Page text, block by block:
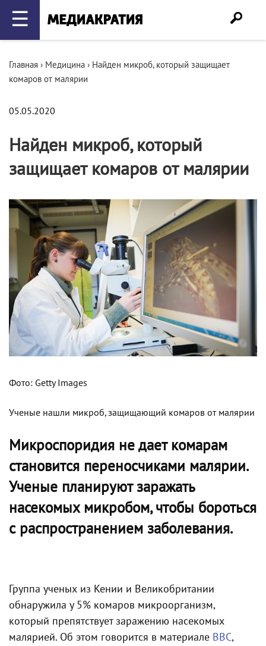
☰
Главная › Медицина › Найден микроб, который защищает
комаров от малярии
05.05.2020
Найден микроб, который
защищает комаров от малярии
Фото: Getty Images
Ученые нашли микроб, защищающий комаров от малярии
Микроспоридия не дает комарам
становится переносчиками малярии.
Ученые планируют заражать
насекомых микробом, чтобы бороться
с распространением заболевания.
Группа ученых из Кении и Великобритании
обнаружила у 5% комаров микроорганизм,
который препятствует заражению насекомых
малярией. Об этом говорится в материале ВВС,